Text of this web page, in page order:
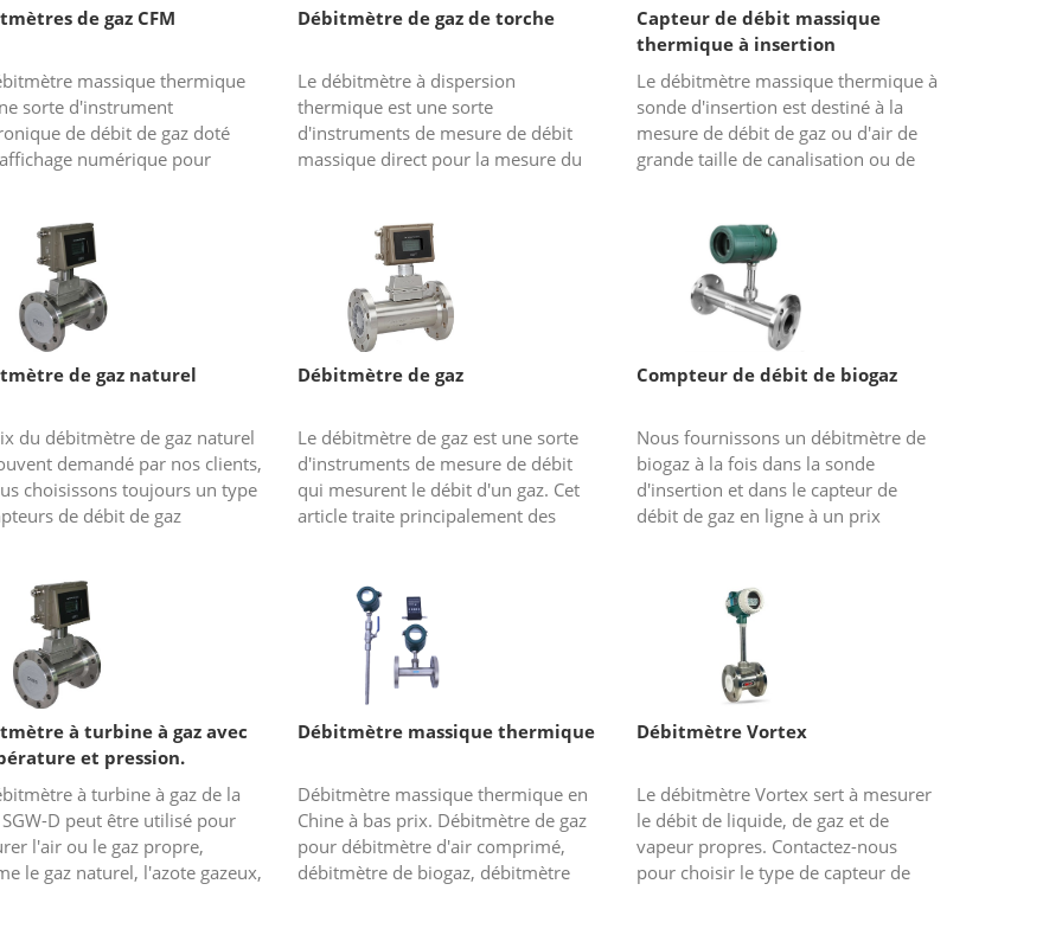
de gaz CFM
massique thermique
sorte d'instrument
de débit de gaz doté
numérique pour
Débitmètre de gaz de torche
Le débitmètre à dispersion
thermique est une sorte
d'instruments de mesure de débit
massique direct pour la mesure du
performances fiables, un...
Capteur de débit massique
thermique à insertion
Le débitmètre massique thermique à
sonde d'insertion est destiné à la
mesure de débit de gaz ou d'air de
grande taille de canalisation ou de
de gaz naturel
du débitmètre de gaz naturel
demandé par nos clients,
choisissons toujours un type
de débit de gaz
Débitmètre de gaz
Le débitmètre de gaz est une sorte
d'instruments de mesure de débit
qui mesurent le débit d'un gaz. Cet
article traite principalement des
Compteur de débit de biogaz
Nous fournissons un débitmètre de
biogaz à la fois dans la sonde
d'insertion et dans le capteur de
débit de gaz en ligne à un prix
à turbine à gaz avec
et pression.
à turbine à gaz de la
D peut être utilisé pour
l'air ou le gaz propre,
le gaz naturel, l'azote gazeux,
Débitmètre massique thermique
Débitmètre massique thermique en
Chine à bas prix. Débitmètre de gaz
pour débitmètre d'air comprimé,
débitmètre de biogaz, débitmètre
Débitmètre Vortex
Le débitmètre Vortex sert à mesurer
le débit de liquide, de gaz et de
vapeur propres. Contactez-nous
pour choisir le type de capteur de